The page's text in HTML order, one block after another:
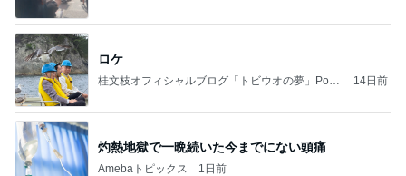
ロケ
桂文枝オフィシャルブログ「トビウオの夢」Pow
14日前
灼熱地獄で一晩続いた今までにない頭痛
Amebaトピックス 1日前